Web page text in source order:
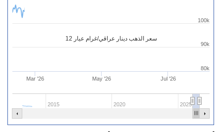
سعر الذهب دينار عراقي/غرام عيار 12
Mar '26 May '26 Jul '26
2015 2020 2025
80k
90k
100k